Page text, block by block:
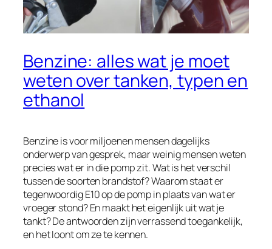
Benzine: alles wat je moet
weten over tanken, typen en
ethanol
Benzine is voor miljoenen mensen dagelijks
onderwerp van gesprek, maar weinig mensen weten
precies wat er in die pomp zit. Wat is het verschil
tussen de soorten brandstof? Waarom staat er
tegenwoordig E10 op de pomp in plaats van wat er
vroeger stond? En maakt het eigenlijk uit wat je
tankt? De antwoorden zijn verrassend toegankelijk,
en het loont om ze te kennen.